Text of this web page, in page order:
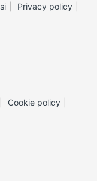
Privacy policy
Cookie policy